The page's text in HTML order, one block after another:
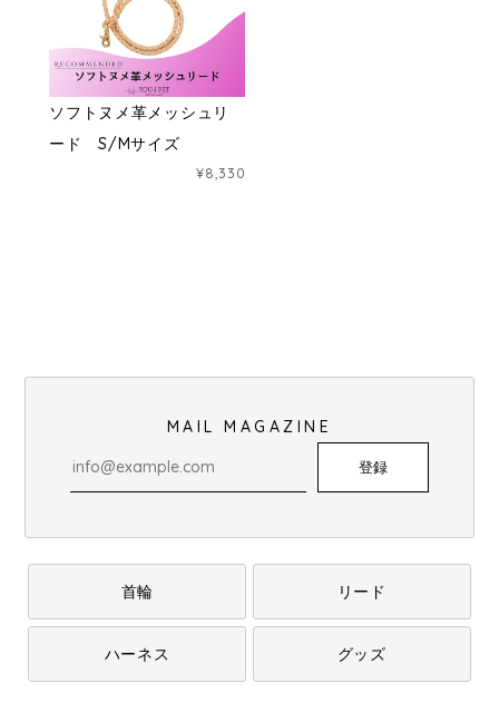
ソフトヌメ革メッシュリ
ード S/Mサイズ
¥8,330
MAIL MAGAZINE
登録
首輪 リード
ハーネス グッズ